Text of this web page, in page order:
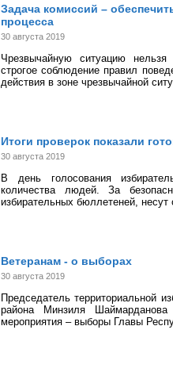
Задача комиссий –
процесса
30 августа 2019
Чрезвычайную ситуацию
строгое соблюдение правил
действия в зоне чрезвычайной
Итоги проверок показали
30 августа 2019
В день голосования
количества людей. За
избирательных бюллетеней, несут
Ветеранам - о выборах
30 августа 2019
Председатель территориальной
района Минзиля
мероприятия – выборы Главы